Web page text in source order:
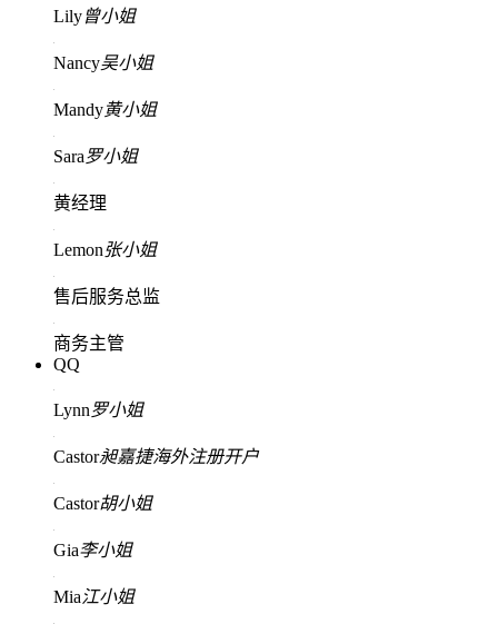
Lily曾小姐
Nancy吴小姐
Mandy黄小姐
Sara罗小姐
黄经理
Lemon张小姐
售后服务总监
商务主管
QQ
Lynn罗小姐
Castor昶嘉捷海外注册开户
Castor胡小姐
Gia李小姐
Mia江小姐